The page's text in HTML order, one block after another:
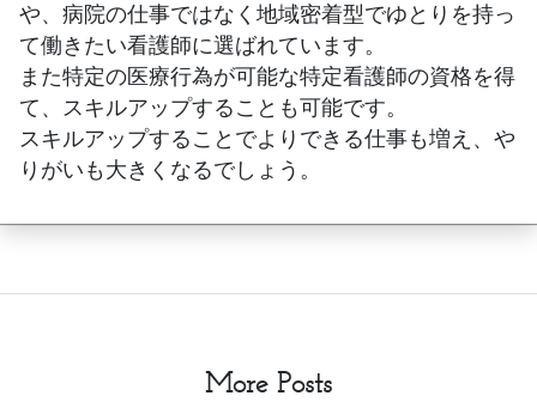
や、病院の仕事ではなく地域密着型でゆとりを持っ
て働きたい看護師に選ばれています。
また特定の医療行為が可能な特定看護師の資格を得
て、スキルアップすることも可能です。
スキルアップすることでよりできる仕事も増え、や
りがいも大きくなるでしょう。
More Posts